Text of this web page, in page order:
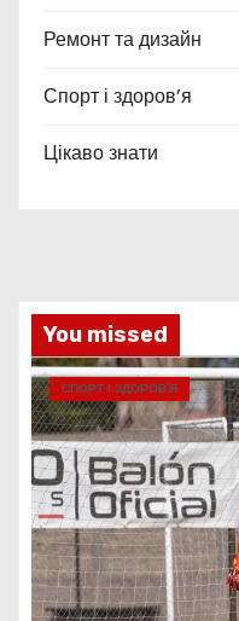
Ремонт та дизайн
Спорт і здоров’я
Цікаво знати
You missed
СПОРТ І ЗДОРОВ’Я